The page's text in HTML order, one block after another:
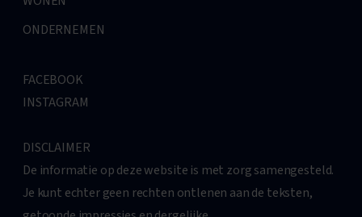
ONDERNEMEN
FACEBOOK
INSTAGRAM
DISCLAIMER
De informatie op deze website is met zorg samengesteld.
Je kunt echter geen rechten ontlenen aan de teksten,